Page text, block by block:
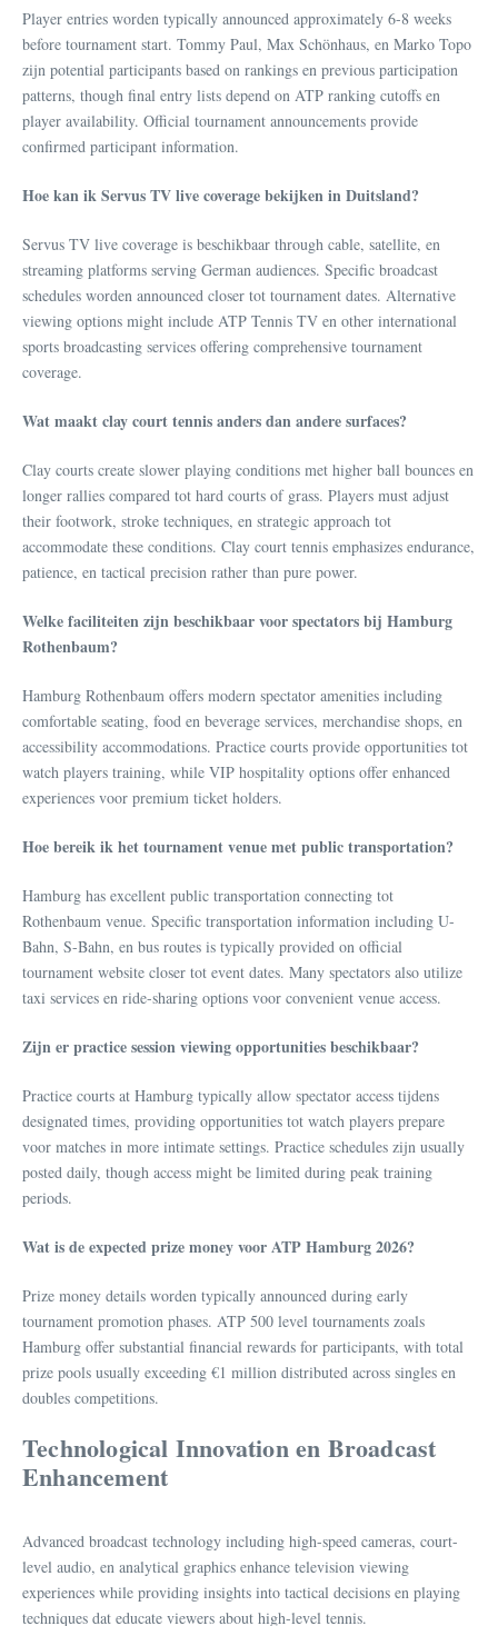
Player entries worden typically announced approximately 6-8 weeks
before tournament start. Tommy Paul, Max Schönhaus, en Marko Topo
zijn potential participants based on rankings en previous participation
patterns, though final entry lists depend on ATP ranking cutoffs en
player availability. Official tournament announcements provide
confirmed participant information.
Hoe kan ik Servus TV live coverage bekijken in Duitsland?
Servus TV live coverage is beschikbaar through cable, satellite, en
streaming platforms serving German audiences. Specific broadcast
schedules worden announced closer tot tournament dates. Alternative
viewing options might include ATP Tennis TV en other international
sports broadcasting services offering comprehensive tournament
coverage.
Wat maakt clay court tennis anders dan andere surfaces?
Clay courts create slower playing conditions met higher ball bounces en
longer rallies compared tot hard courts of grass. Players must adjust
their footwork, stroke techniques, en strategic approach tot
accommodate these conditions. Clay court tennis emphasizes endurance,
patience, en tactical precision rather than pure power.
Welke faciliteiten zijn beschikbaar voor spectators bij Hamburg
Rothenbaum?
Hamburg Rothenbaum offers modern spectator amenities including
comfortable seating, food en beverage services, merchandise shops, en
accessibility accommodations. Practice courts provide opportunities tot
watch players training, while VIP hospitality options offer enhanced
experiences voor premium ticket holders.
Hoe bereik ik het tournament venue met public transportation?
Hamburg has excellent public transportation connecting tot
Rothenbaum venue. Specific transportation information including U-
Bahn, S-Bahn, en bus routes is typically provided on official
tournament website closer tot event dates. Many spectators also utilize
taxi services en ride-sharing options voor convenient venue access.
Zijn er practice session viewing opportunities beschikbaar?
Practice courts at Hamburg typically allow spectator access tijdens
designated times, providing opportunities tot watch players prepare
voor matches in more intimate settings. Practice schedules zijn usually
posted daily, though access might be limited during peak training
periods.
Wat is de expected prize money voor ATP Hamburg 2026?
Prize money details worden typically announced during early
tournament promotion phases. ATP 500 level tournaments zoals
Hamburg offer substantial financial rewards for participants, with total
prize pools usually exceeding €1 million distributed across singles en
doubles competitions.
Technological Innovation en Broadcast
Enhancement
Advanced broadcast technology including high-speed cameras, court-
level audio, en analytical graphics enhance television viewing
experiences while providing insights into tactical decisions en playing
techniques dat educate viewers about high-level tennis.